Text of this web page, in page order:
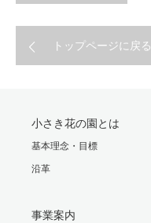
トップページに戻る
小さき花の園とは
基本理念・目標
沿革
事業案内